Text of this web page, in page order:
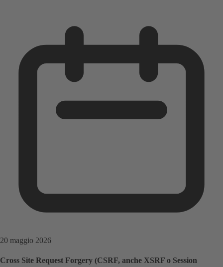
20 maggio 2026
Cross Site Request Forgery (CSRF, anche XSRF o Session